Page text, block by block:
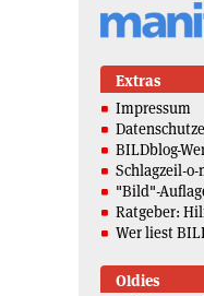
Extras
Impressum
BILDblog-
Schlagzeil-o-
"Bild"-
Ratgeber:
Wer liest
Oldies